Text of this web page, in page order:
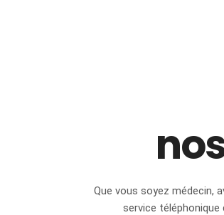
Que vous soyez médecin,
service téléphonique